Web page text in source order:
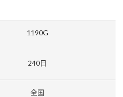
レモン果汁
1190G
240日
全国